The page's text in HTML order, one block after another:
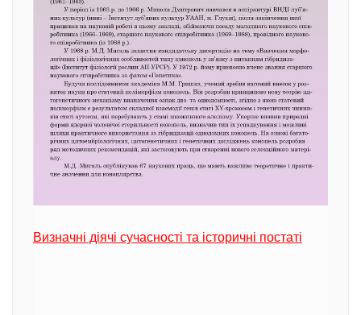
Визначні діячі сучасності та історичні постаті